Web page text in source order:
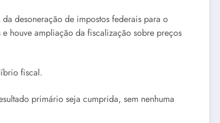
desoneração de impostos federais para o
houve ampliação da fiscalização sobre preços
fiscal.
primário seja cumprida, sem nenhuma